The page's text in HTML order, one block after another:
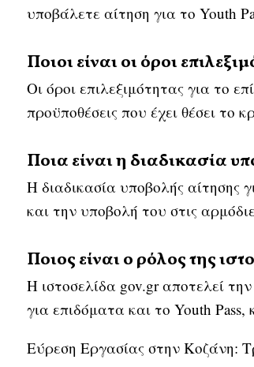
υποβάλετε αίτηση για το Youth
Ποιοι είναι οι όροι
Οι όροι επιλεξιμότητας για το
προϋποθέσεις που έχει θέσει το
Ποια είναι η διαδικασία
Η διαδικασία υποβολής αίτησης
και την υποβολή του στις
Ποιος είναι ο ρόλος της
Η ιστοσελίδα gov.gr αποτελεί
για επιδόματα και το Youth
Εύρεση Εργασίας στην Κοζάνη: